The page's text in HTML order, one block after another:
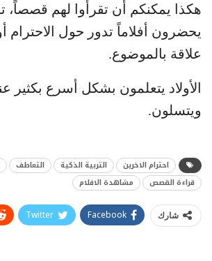
هكذا يمكنكم أن تقرأوا لهم قصصاً،
يحضرون أفلاماً تدور حول الاحترام أو
علاقة بالموضوع.
الأولاد يتعلمون بشكل أسرع بكثير
ويتسلون.
احترام الاخرين التربية الذكية التعاطف
قراءة القصص
مشاهدة الافلام
شارك Facebook
Twitter